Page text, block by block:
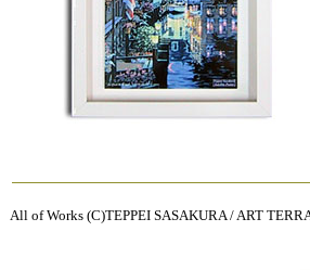
All of Works (C)TEPPEI SASAKURA / ART